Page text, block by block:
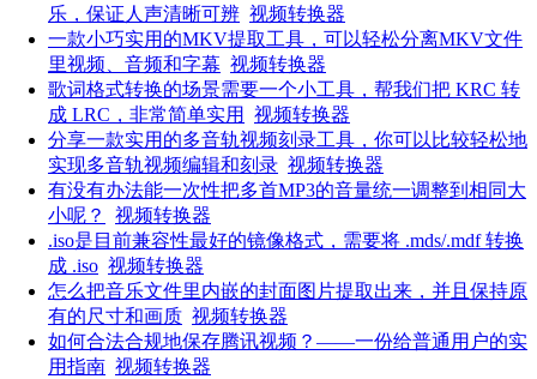
乐，保证人声清晰可辨 视频转换器
一款小巧实用的MKV提取工具，可以轻松分离MKV文件
里视频、音频和字幕 视频转换器
歌词格式转换的场景需要一个小工具，帮我们把 KRC 转
成 LRC，非常简单实用
视频转换器
分享一款实用的多音轨视频刻录工具，你可以比较轻松地
实现多音轨视频编辑和刻录 视频转换器
有没有办法能一次性把多首MP3的音量统一调整到相同大
小呢？
视频转换器
.iso是目前兼容性最好的镜像格式，需要将 .mds/.mdf 转换
成 .iso 视频转换器
怎么把音乐文件里内嵌的封面图片提取出来，并且保持原
有的尺寸和画质 视频转换器
如何合法合规地保存腾讯视频？——一份给普通用户的实
用指南 视频转换器